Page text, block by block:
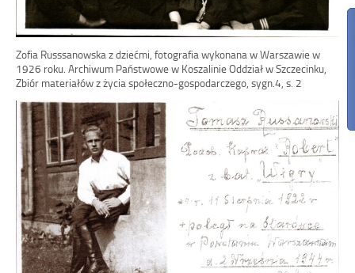
Zofia Russsanowska z dziećmi, fotografia wykonana w Warszawie w
1926 roku. Archiwum Państwowe w Koszalinie Oddział w Szczecinku,
Zbiór materiałów z życia społeczno-gospodarczego, sygn.4, s. 2